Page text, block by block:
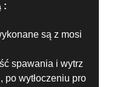
:
są z mosi
spawania i wytrz
po wytłoczeniu pro